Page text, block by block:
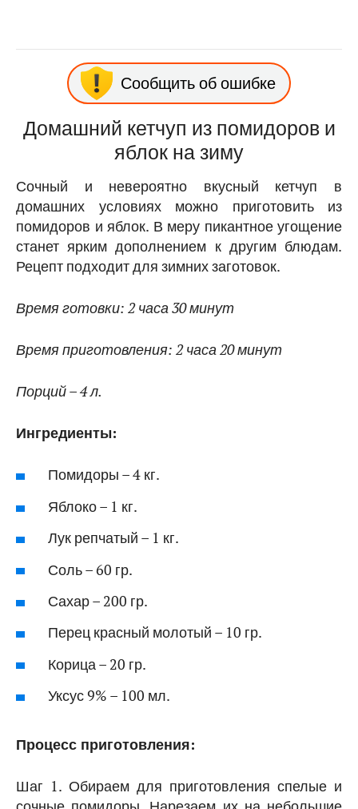
Сообщить об ошибке
Домашний кетчуп из помидоров и
яблок на зиму
Сочный и невероятно вкусный кетчуп в
домашних условиях можно приготовить из
помидоров и яблок. В меру пикантное угощение
станет ярким дополнением к другим блюдам.
Рецепт подходит для зимних заготовок.
Время готовки: 2 часа 30 минут
Время приготовления: 2 часа 20 минут
Порций – 4 л.
Ингредиенты:
Помидоры – 4 кг.
Яблоко – 1 кг.
Лук репчатый – 1 кг.
Соль – 60 гр.
Сахар – 200 гр.
Перец красный молотый – 10 гр.
Корица – 20 гр.
Уксус 9% – 100 мл.
Процесс приготовления:
Шаг 1. Обираем для приготовления спелые и